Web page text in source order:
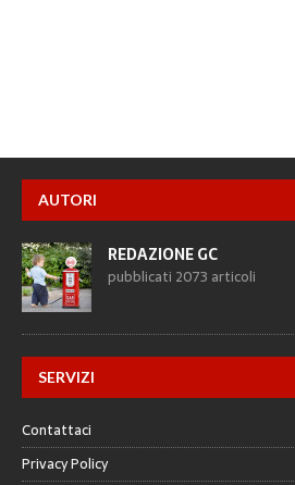
AUTORI
REDAZIONE GC
pubblicati 2073 articoli
SERVIZI
Contattaci
Privacy Policy